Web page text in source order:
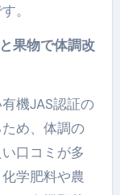
。
果物で体調改
機JAS認証の
め、体調の
口コミが多
学肥料や農